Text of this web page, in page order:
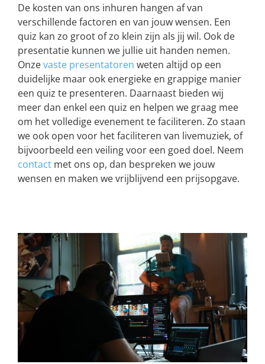
De kosten van ons inhuren hangen af van
verschillende factoren en van jouw wensen. Een
quiz kan zo groot of zo klein zijn als jij wil. Ook de
presentatie kunnen we jullie uit handen nemen.
Onzevaste presentatoren weten altijd op een
duidelijke maar ook energieke en grappige manier
een quiz te presenteren. Daarnaast bieden wij
meer dan enkel een quiz en helpen we graag mee
om het volledige evenement te faciliteren. Zo staan
we ook open voor het faciliteren van livemuziek, of
bijvoorbeeld een veiling voor een goed doel. Neem
contactmet ons op, dan bespreken we jouw
wensen en maken we vrijblijvend een prijsopgave.